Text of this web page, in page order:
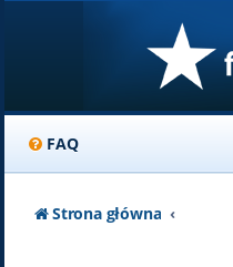
FAQ
Strona główna